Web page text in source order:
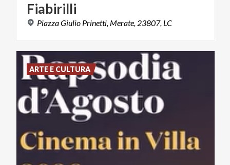
Fiabirilli
PiazzaGiulio Prinetti, Merate, 23807, LC
ARTE E CULTURA